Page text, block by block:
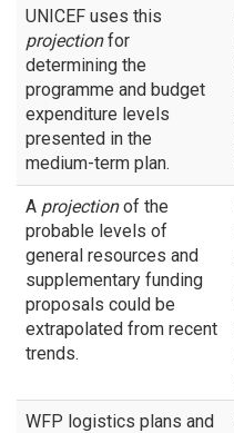
UNICEF uses this
projectionfor
determining the
programme and budget
expenditure levels
presented in the
medium-term plan.
A projectionof the
probable levels of
general resources and
supplementary funding
proposals could be
extrapolated from recent
trends.
WFP logistics plans and